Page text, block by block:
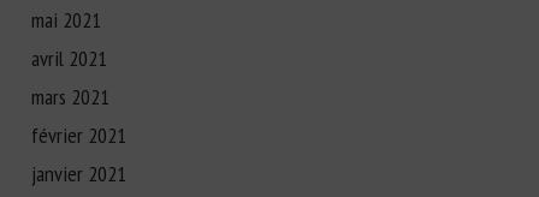
mai 2021
avril 2021
mars 2021
février 2021
janvier 2021